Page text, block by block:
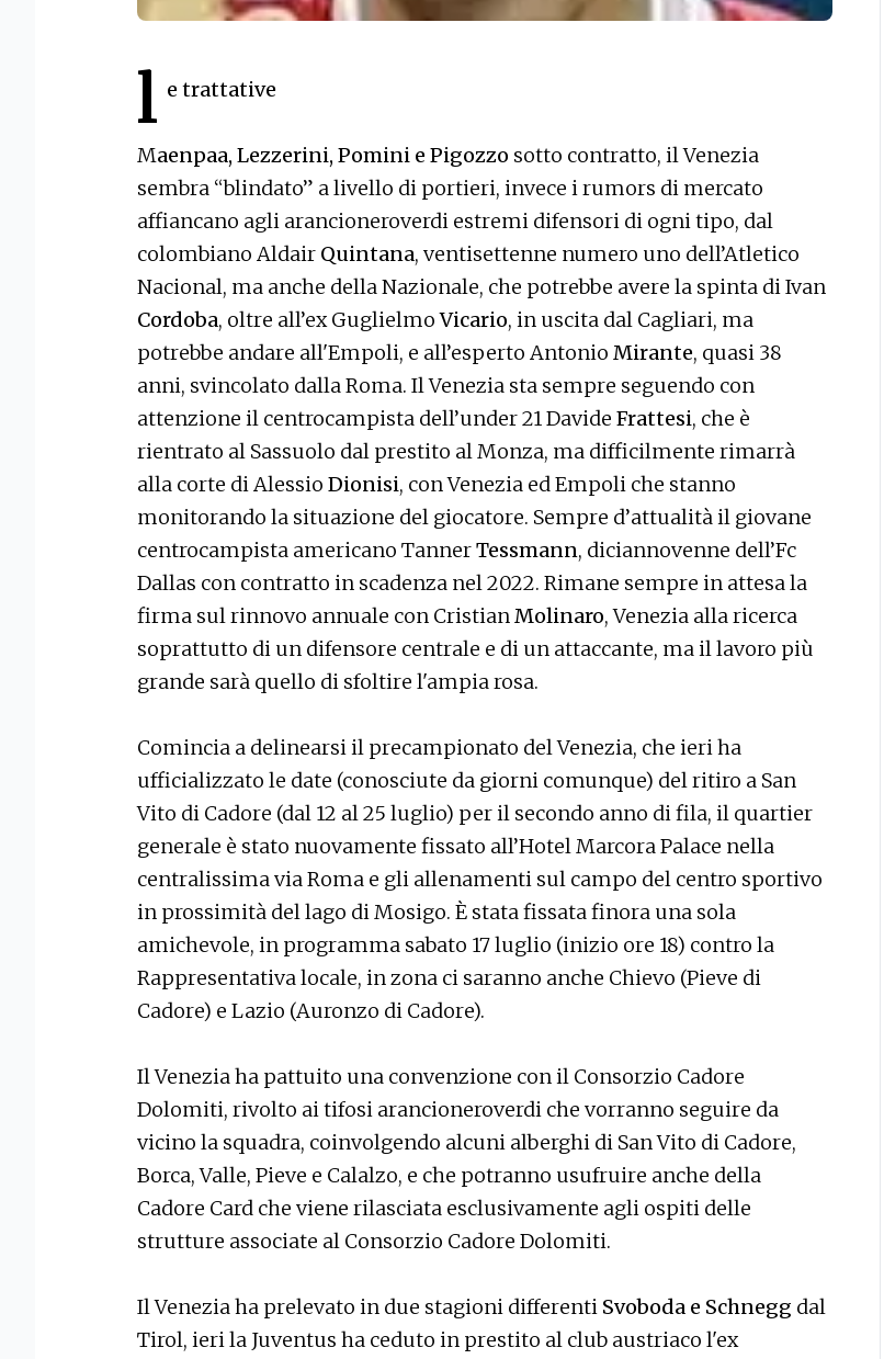
l e trattative
Maenpaa, Lezzerini, Pomini e Pigozzo sotto contratto, il Venezia
sembra “blindato” a livello di portieri, invece i rumors di mercato
affiancano agli arancioneroverdi estremi difensori di ogni tipo, dal
colombiano Aldair Quintana, ventisettenne numero uno dell’Atletico
Nacional, ma anche della Nazionale, che potrebbe avere la spinta di Ivan
Cordoba, oltre all’ex GuglielmoVicario, in uscita dal Cagliari, ma
potrebbe andare all'Empoli, e all’esperto Antonio Mirante, quasi 38
anni, svincolato dalla Roma. Il Venezia sta sempre seguendo con
attenzione il centrocampista dell’under 21 Davide Frattesi, che è
rientrato al Sassuolo dal prestito al Monza, ma difficilmente rimarrà
alla corte di Alessio Dionisi, con Venezia ed Empoli che stanno
monitorando la situazione del giocatore. Sempre d’attualità il giovane
centrocampista americano TannerTessmann, diciannovenne dell’Fc
Dallas con contratto in scadenza nel 2022. Rimane sempre in attesa la
firma sul rinnovo annuale con CristianMolinaro, Venezia alla ricerca
soprattutto di un difensore centrale e di un attaccante, ma il lavoro più
grande sarà quello di sfoltire l'ampia rosa.
Comincia a delinearsi il precampionato del Venezia, che ieri ha
ufficializzato le date (conosciute da giorni comunque) del ritiro a San
Vito di Cadore (dal 12 al 25 luglio) per il secondo anno di fila, il quartier
generale è stato nuovamente fissato all’Hotel Marcora Palace nella
centralissima via Roma e gli allenamenti sul campo del centro sportivo
in prossimità del lago di Mosigo. È stata fissata finora una sola
amichevole, in programma sabato 17 luglio (inizio ore 18) contro la
Rappresentativa locale, in zona ci saranno anche Chievo (Pieve di
Cadore) e Lazio (Auronzo di Cadore).
Il Venezia ha pattuito una convenzione con il Consorzio Cadore
Dolomiti, rivolto ai tifosi arancioneroverdi che vorranno seguire da
vicino la squadra, coinvolgendo alcuni alberghi di San Vito di Cadore,
Borca, Valle, Pieve e Calalzo, e che potranno usufruire anche della
Cadore Card che viene rilasciata esclusivamente agli ospiti delle
strutture associate al Consorzio Cadore Dolomiti.
Il Venezia ha prelevato in due stagioni differenti Svoboda e Schnegg dal
Tirol, ieri la Juventus ha ceduto in prestito al club austriaco l'ex